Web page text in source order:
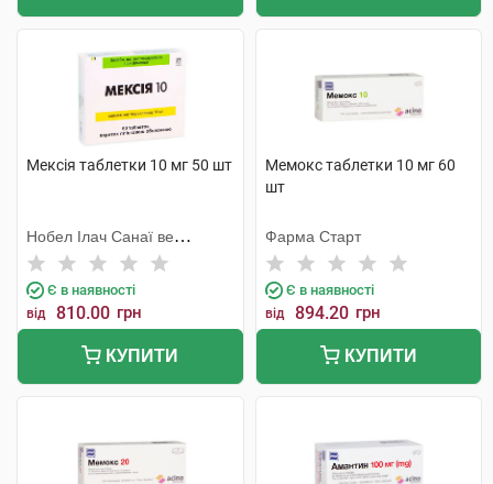
Мексія таблетки 10 мг 50 шт
Нобел Ілач Санаї ве
Тіджарет
Є в наявності
від 810.00 грн
КУПИТИ
Мемокс таблетки 10 мг 60
шт
Фарма Старт
Є в наявності
від 894.20 грн
КУПИТИ